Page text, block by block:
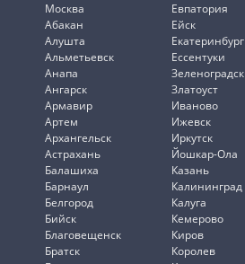
Москва
Абакан
Алушта
Альметьевск
Анапа
Ангарск
Армавир
Артем
Архангельск
Астрахань
Балашиха
Барнаул
Белгород
Бийск
Благовещенск
Братск
Евпатория
Ейск
Екатеринбург
Ессентуки
Зеленоградск
Златоуст
Иваново
Ижевск
Иркутск
Йошкар-Ола
Казань
Калининград
Калуга
Кемерово
Киров
Королев